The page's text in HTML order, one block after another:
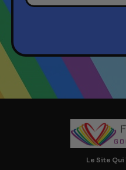
Le Site Qui